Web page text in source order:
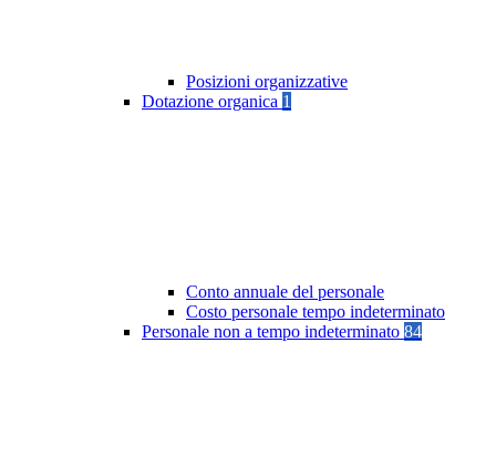
Posizioni organizzative
Dotazione organica 1
Conto annuale del personale
Costo personale tempo indeterminato
Personale non a tempo indeterminato 84